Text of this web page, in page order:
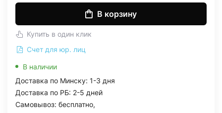
В корзину
Купить в один клик
Счет для юр. лиц
В наличии
Доставка по Минску: 1-3 дня
Доставка по РБ: 2-5 дней
Самовывоз: бесплатно,